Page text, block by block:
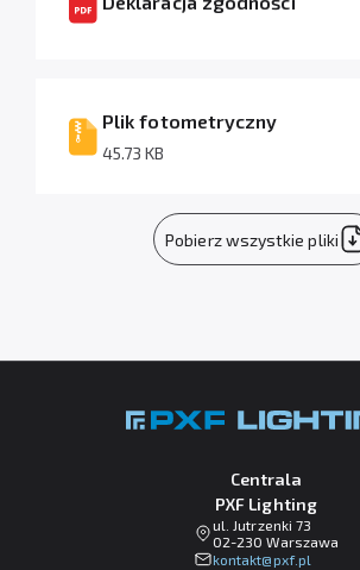
Plik fotometryczny
45.73 KB
Pobierz wszystkie pliki
Centrala
PXF Lighting
ul. Jutrzenki 73
02-230 Warszawa
lp.fxp@tkatnok